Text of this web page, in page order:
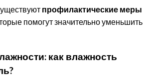
профилактические меры
помогут значительно уменьшить
как влажность